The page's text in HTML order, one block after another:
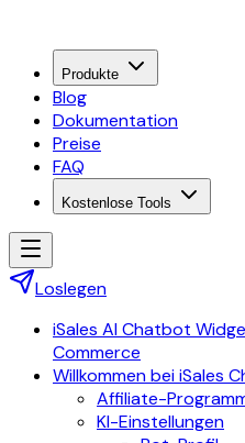
Produkte
Blog
Dokumentation
Preise
FAQ
Kostenlose Tools
Loslegen
iSales AI Chatbot
Commerce
Willkommen bei iSales
Affiliate-
KI-Einstellungen